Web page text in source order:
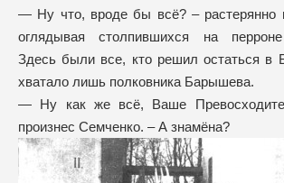
— Ну что, вроде бы всё? – растерянно
оглядывая столпившихся на
Здесь были все, кто решил остаться в
хватало лишь полковника Барышева.
— Ну как же всё, Ваше
произнес Семченко. – А знамёна?